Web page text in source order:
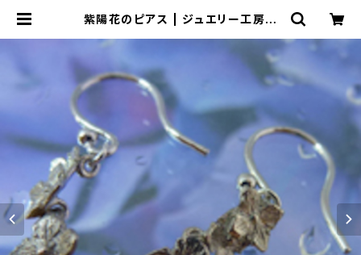
紫陽花のピアス | ジュエリー工房